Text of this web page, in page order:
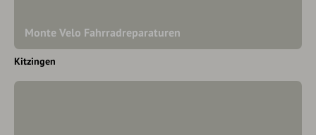
Monte Velo Fahrradreparaturen
Kitzingen